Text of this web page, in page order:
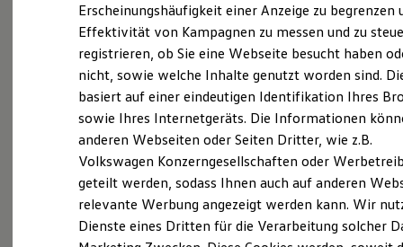
Ladezeitensimulator
Batterie
Sicherheit
Garantie und Lebensdauer
Nachhaltigkeit
Technologie
Kosten und Kauf
Verbrauchskosten
Kaufoptionen
E-Auto-Förderung
Software und Konnektivität
Die ID. Software 6
ID. Software Versionen und Updates
Digitale Extras
Schnittstellen zu Ihrem ID.
Serviceanfrage stellen
Details des Golf
Erscheinungshäufigkeit einer Anzeige zu begrenzen
Effektivität von Kampagnen zu messen und zu
registrieren, ob Sie eine Webseite besucht haben
nicht, sowie welche Inhalte genutzt worden sind.
basiert auf einer eindeutigen Identifikation Ihres
sowie Ihres Internetgeräts. Die Informationen
anderen Webseiten oder Seiten Dritter, wie z.B.
Volkswagen Konzerngesellschaften oder
geteilt werden, sodass Ihnen auch auf anderen
relevante Werbung angezeigt werden kann. Wir
Dienste eines Dritten für die Verarbeitung solcher